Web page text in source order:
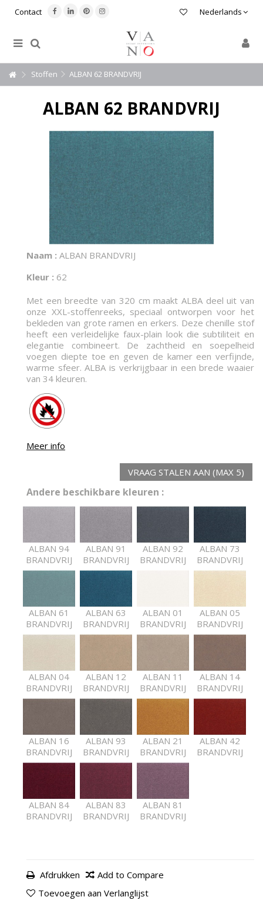
Nederlands
Contact
Stoffen ALBAN 62 BRANDVRIJ
ALBAN 62 BRANDVRIJ
Naam : ALBAN BRANDVRIJ
Kleur : 62
Met een breedte van 320 cm maakt ALBA deel uit van
onze XXL-stoffenreeks, speciaal ontworpen voor het
bekleden van grote ramen en erkers. Deze chenille stof
heeft een verleidelijke faux-plain look die subtiliteit en
elegantie combineert. De zachtheid en soepelheid
voegen diepte toe en geven de kamer een verfijnde,
warme sfeer. ALBA is verkrijgbaar in een brede waaier
van 34 kleuren.
Meer info
VRAAG STALEN AAN (MAX 5)
Andere beschikbare kleuren :
ALBAN 94
BRANDVRIJ
ALBAN 91
BRANDVRIJ
ALBAN 92
BRANDVRIJ
ALBAN 73
BRANDVRIJ
ALBAN 61
BRANDVRIJ
ALBAN 63
BRANDVRIJ
ALBAN 01
BRANDVRIJ
ALBAN 05
BRANDVRIJ
ALBAN 04
BRANDVRIJ
ALBAN 12
BRANDVRIJ
ALBAN 11
BRANDVRIJ
ALBAN 14
BRANDVRIJ
ALBAN 16
BRANDVRIJ
ALBAN 93
BRANDVRIJ
ALBAN 21
BRANDVRIJ
ALBAN 42
BRANDVRIJ
ALBAN 84
BRANDVRIJ
ALBAN 83
BRANDVRIJ
ALBAN 81
BRANDVRIJ
Afdrukken
Add to Compare
Toevoegen aan Verlanglijst